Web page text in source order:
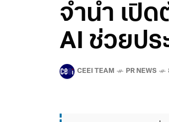
จำนำ เปิ
AI ช่วยปร
CEEI TEAM PR NEWS